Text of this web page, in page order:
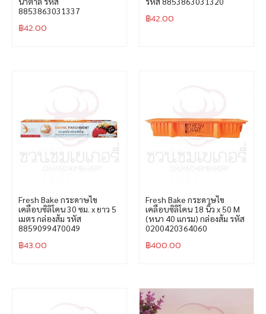
8853863031337
฿42.00
฿42.00
Fresh Bake กระดาษไข
เคลือบซิลิโคน 30 ซม. x ยาว 5
เมตร กล่องส้ม รหัส
8859099470049
฿43.00
Fresh Bake กระดาษไข
เคลือบซิลิโคน 18 นิ้ว x 50 M
(หนา 40 แกรม) กล่องส้ม รหัส
0200420364060
฿400.00